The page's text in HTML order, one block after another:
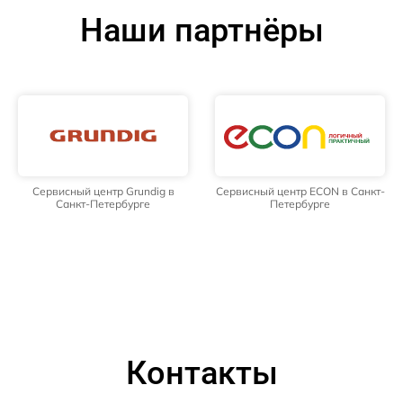
Наши партнёры
Сервисный центр Grundig в
Санкт-Петербурге
Сервисный центр ECON в Санкт-
Петербурге
Контакты